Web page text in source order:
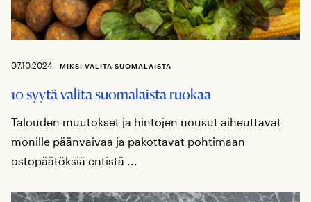
07.10.2024 MIKSI VALITA SUOMALAISTA
10 syytä valita suomalaista ruokaa
Talouden muutokset ja hintojen nousut aiheuttavat
monille päänvaivaa ja pakottavat pohtimaan
ostopäätöksiä entistä ...